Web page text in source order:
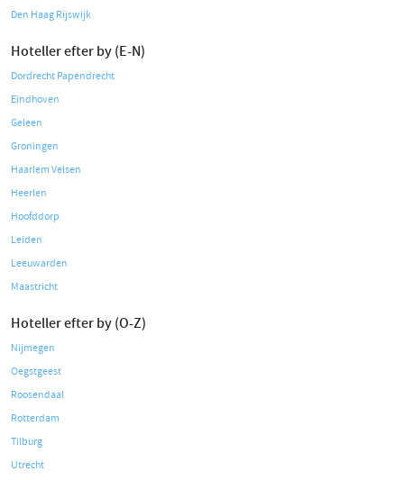
Den Haag Rijswijk
Hoteller efter by (E-N)
Dordrecht Papendrecht
Eindhoven
Geleen
Groningen
Haarlem Velsen
Heerlen
Hoofddorp
Leiden
Leeuwarden
Maastricht
Hoteller efter by (O-Z)
Nijmegen
Oegstgeest
Roosendaal
Rotterdam
Tilburg
Utrecht